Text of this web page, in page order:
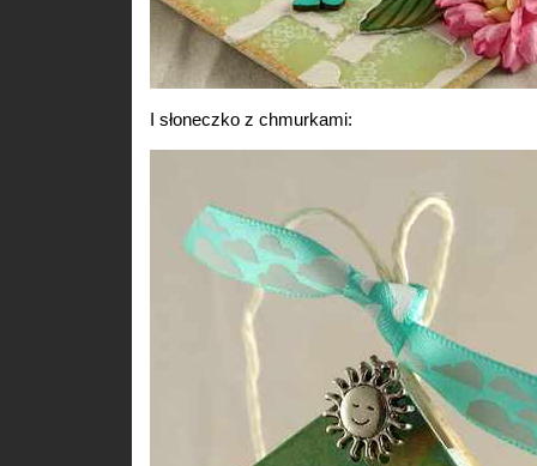
I słoneczko z chmurkami: